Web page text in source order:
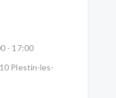
- 17:00
Plestin-les-